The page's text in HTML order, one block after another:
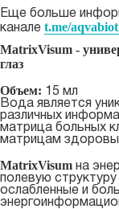
Еще больше
канале t.me/
MatrixVisum -
глаз
Объем: 15 мл
Вода является
различных
матрица больных
матрицам
MatrixVisum на
полевую
ослабленные и